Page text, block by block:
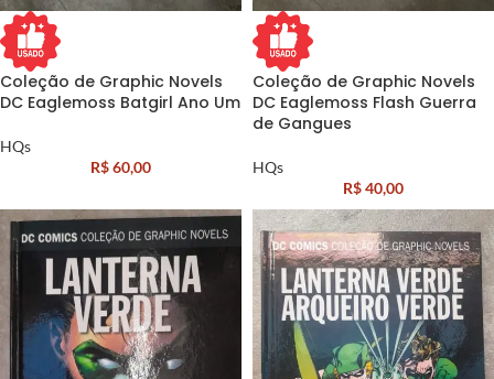
Coleção de Graphic Novels
DC Eaglemoss Batgirl Ano Um
HQs
R$60,00
Coleção de Graphic Novels
DC Eaglemoss Flash Guerra
de Gangues
HQs
R$40,00